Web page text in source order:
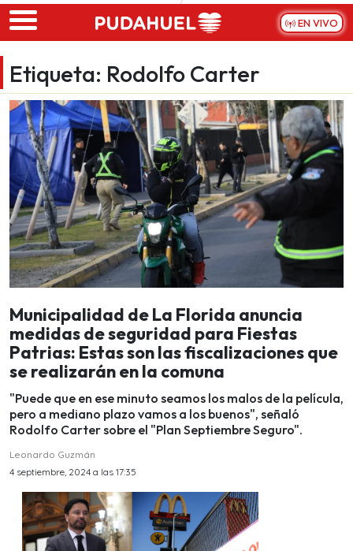
Skip to main content
EN VIVO
Etiqueta: Rodolfo Carter
Municipalidad de La Florida anuncia
medidas de seguridad para Fiestas
Patrias: Estas son las fiscalizaciones que
se realizarán en la comuna
"Puede que en ese minuto seamos los malos de la película,
pero a mediano plazo vamos a los buenos", señaló
Rodolfo Carter sobre el "Plan Septiembre Seguro".
Leonardo Guzmán
4 septiembre, 2024 a las 17:35